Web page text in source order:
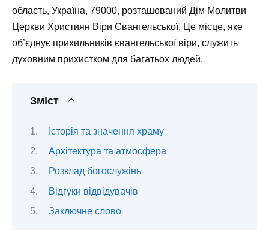
область, Україна, 79000, розташований Дім Молитви
Церкви Християн Віри Євангельської. Це місце, яке
об’єднує прихильників євангельської віри, служить
духовним прихистком для багатьох людей.
Зміст
Історія та значення храму
Архітектура та атмосфера
Розклад богослужінь
Відгуки відвідувачів
Заключне слово